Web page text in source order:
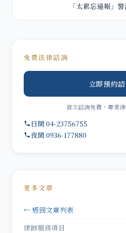
「太累忘通報」
免費法律諮詢
立即預約
首次諮詢免費，專業
日間 04-23756755
夜間 0936-177880
更多文章
← 返回文章列表
律師服務項目